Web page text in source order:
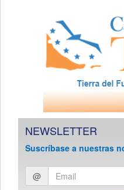
NEWSLETTER
Suscríbase a nuestras
Ingresar
email
@